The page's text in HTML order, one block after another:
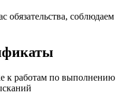
соблюдаем
к работам по выполнению